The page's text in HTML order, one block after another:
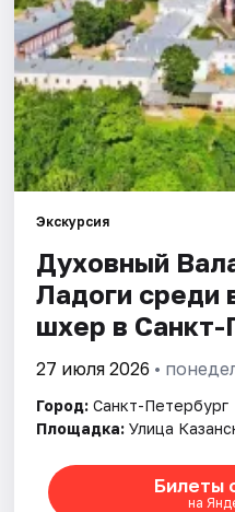
Города
Площадки
Артисты
Экскурсия
Духовный
Ладоги среди
шхер в Санкт-
27 июля 2026 •
Город: Санкт-Петербург
Площадка: Улица
Билеты
на